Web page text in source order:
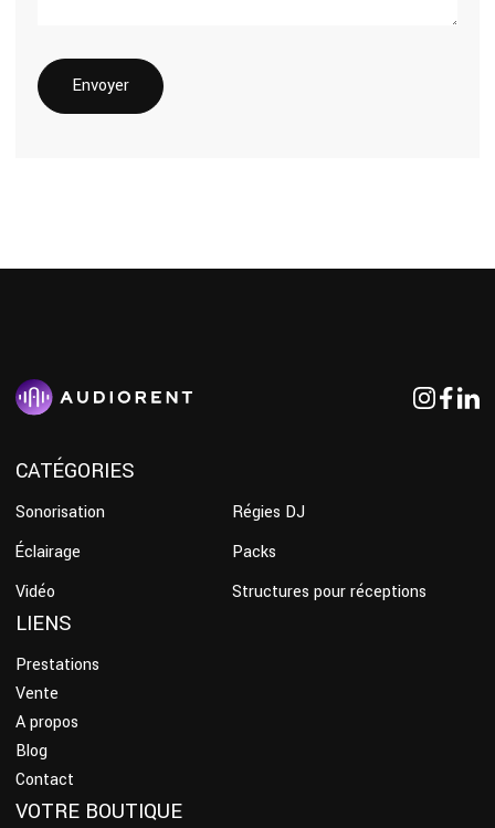
CATÉGORIES
Sonorisation
Régies DJ
Éclairage
Packs
Vidéo
Structures pour réceptions
LIENS
Prestations
Vente
A propos
Blog
Contact
VOTRE BOUTIQUE